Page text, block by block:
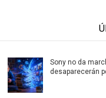
Sony no da
desaparecerán